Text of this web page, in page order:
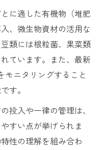
に適した有機物（堆肥
、微生物資材の活用な
類には根粒菌、果菜類
ています。また、最新
モニタリングすること
す。
投入や一律の管理は、
すい点が挙げられま
性の理解を組み合わ